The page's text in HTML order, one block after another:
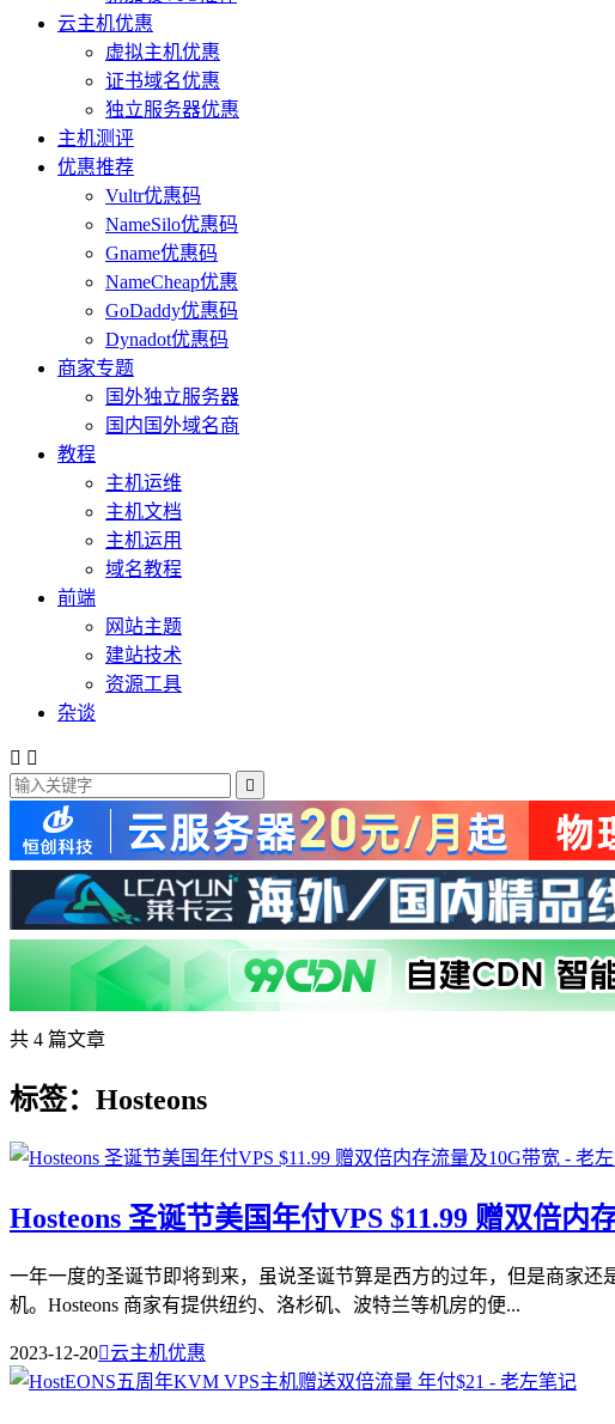
云主机优惠
虚拟主机优惠
证书域名优惠
独立服务器优惠
主机测评
优惠推荐
Vultr优惠码
NameSilo优惠码
Gname优惠码
NameCheap优惠
GoDaddy优惠码
Dynadot优惠码
商家专题
国外独立服务器
国内国外域名商
教程
主机运维
主机文档
主机运用
域名教程
前端
网站主题
建站技术
资源工具
杂谈
 

共 4 篇文章
标签：Hosteons
Hosteons 圣诞节美国年付VPS $11.99 赠双倍内
一年一度的圣诞节即将到来，虽说圣诞节算是西方的过年，但是商家
机。Hosteons 商家有提供纽约、洛杉矶、波特兰等机房的便...
2023-12-20云主机优惠